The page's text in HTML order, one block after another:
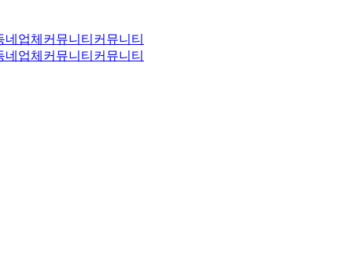
네업체 커뮤니티 커뮤니티
네업체 커뮤니티 커뮤니티